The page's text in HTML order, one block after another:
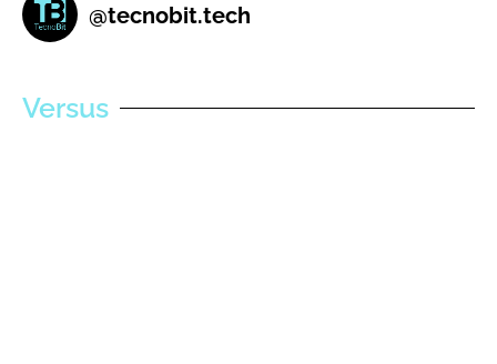
@tecnobit.tech
Versus